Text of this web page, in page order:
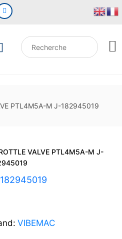
PTL4M5A-M J-182945019
VALVE PTL4M5A-M J-
VIBEMAC